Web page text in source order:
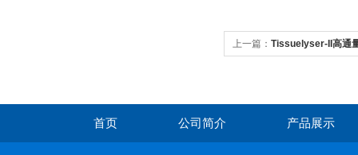
上一篇： Tissuelyser-II高通
首页 公司简介 产品展示